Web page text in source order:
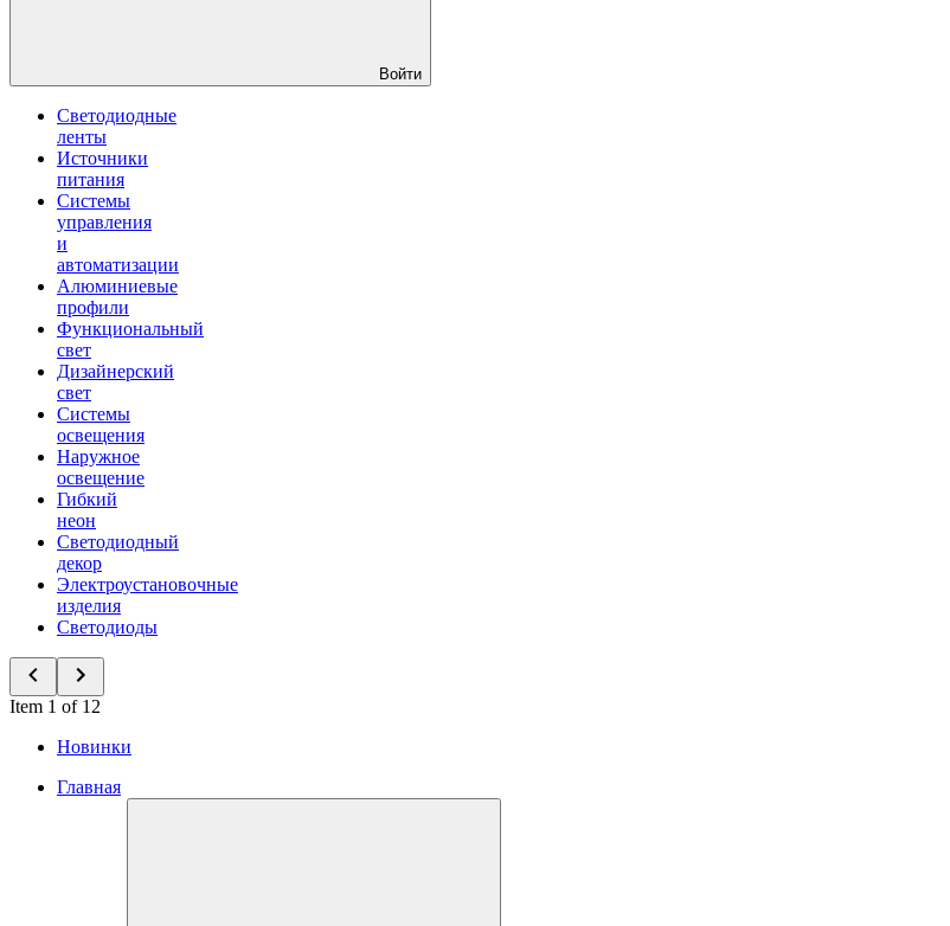
Войти
Светодиодные
ленты
Источники
питания
Системы
управления
и
автоматизации
Алюминиевые
профили
Функциональный
свет
Дизайнерский
свет
Системы
освещения
Наружное
освещение
Гибкий
неон
Светодиодный
декор
Электроустановочные
изделия
Светодиоды
Item 1 of 12
Новинки
Главная